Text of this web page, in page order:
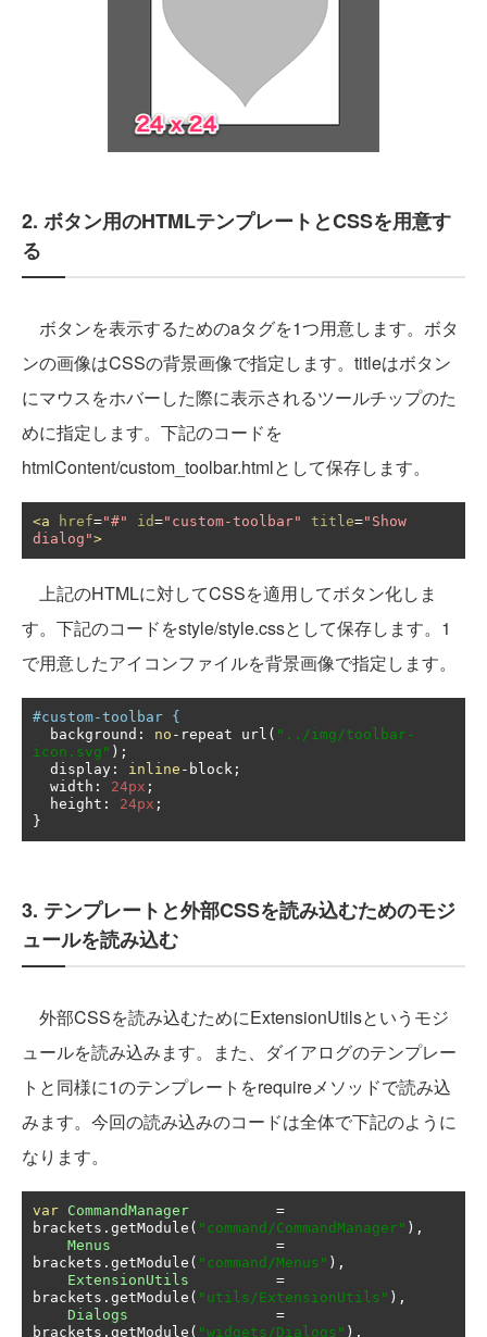
2. ボタン用のHTMLテンプレートとCSSを用意す
る
ボタンを表示するためのaタグを1つ用意します。ボタ
ンの画像はCSSの背景画像で指定します。titleはボタン
にマウスをホバーした際に表示されるツールチップのた
めに指定します。下記のコードを
htmlContent/custom_toolbar.htmlとして保存します。
<a href="#" id="custom-toolbar" title="Show
dialog">
上記のHTMLに対してCSSを適用してボタン化しま
す。下記のコードをstyle/style.cssとして保存します。1
で用意したアイコンファイルを背景画像で指定します。
#custom-toolbar {
  background
: no - repeat url ( "../img/toolbar-
icon.svg" );
  display
: inline - block ;
  width
: 24px ;
  height
: 24px ;
}
3. テンプレートと外部CSSを読み込むためのモジ
ュールを読み込む
外部CSSを読み込むためにExtensionUtilsというモジ
ュールを読み込みます。また、ダイアログのテンプレー
トと同様に1のテンプレートをrequireメソッドで読み込
みます。今回の読み込みのコードは全体で下記のように
なります。
var CommandManager
=
brackets . getModule ( "command/CommandManager" ),
Menus
=
brackets . getModule ( "command/Menus" ),
ExtensionUtils
=
brackets . getModule ( "utils/ExtensionUtils" ),
Dialogs
=
brackets . getModule ( "widgets/Dialogs" ),